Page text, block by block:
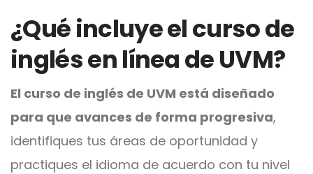
¿Qué incluye el curso de
inglés en línea de UVM?
El curso de inglés de UVM está diseñado
para que avances de forma progresiva,
identifiques tus áreas de oportunidad y
practiques el idioma de acuerdo con tu nivel